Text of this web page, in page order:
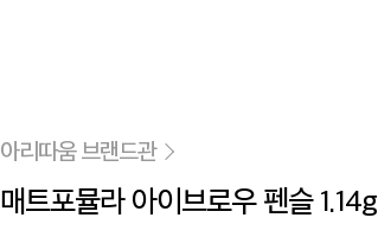
아리따움 브랜드관
매트포뮬라 아이브로우 펜슬 1.14g